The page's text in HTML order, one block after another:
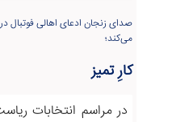
صدای زنجان ادعای اهالی فوتبال
می‌کند؛
کارِ تمیز
در مراسم انتخابات